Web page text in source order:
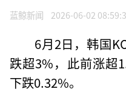
蓝鲸新闻 2026-06-02
6月2日，韩国
跌超3%，此前涨超
下跌0.32%。